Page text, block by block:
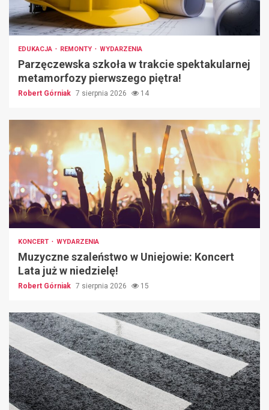
EDUKACJA REMONTY WYDARZENIA
Parzęczewska szkoła w trakcie spektakularnej
metamorfozy pierwszego piętra!
Robert Górniak 7 sierpnia 2026 14
KONCERT WYDARZENIA
Muzyczne szaleństwo w Uniejowie: Koncert
Lata już w niedzielę!
Robert Górniak 7 sierpnia 2026 15